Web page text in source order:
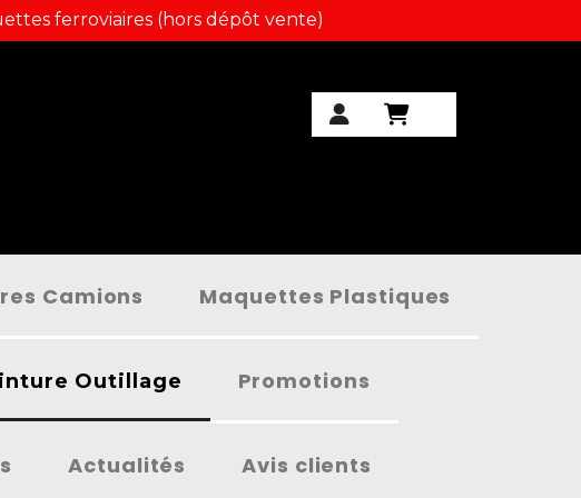
ferroviaires (hors dépôt vente)
Camions Maquettes Plastiques
Outillage Promotions
Actualités Avis clients